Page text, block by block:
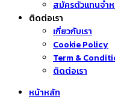
สมัครตัวแทนจำ
ติดต่อเรา
เกี่ยวกับเรา
Cookie Policy
Term &
ติดต่อเรา
หน้าหลัก